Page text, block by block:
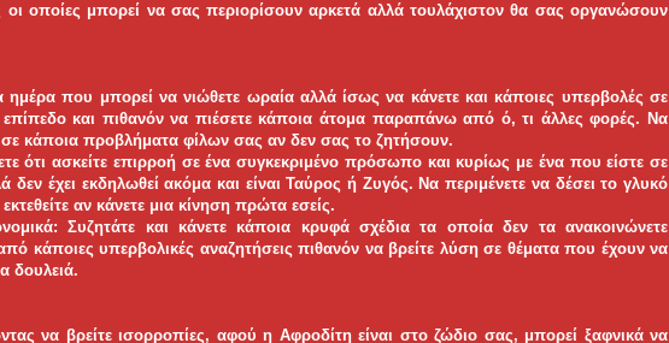
οι οποίες μπορεί να σας περιορίσουν αρκετά αλλά τουλάχιστον θα σας οργανώσουν
ημέρα που μπορεί να νιώθετε ωραία αλλά ίσως να κάνετε και κάποιες υπερβολές σε
επίπεδο και πιθανόν να πιέσετε κάποια άτομα παραπάνω από ό, τι άλλες φορές. Να
κάποια προβλήματα φίλων σας αν δεν σας το ζητήσουν.
ότι ασκείτε επιρροή σε ένα συγκεκριμένο πρόσωπο και κυρίως με ένα που είστε σε
δεν έχει εκδηλωθεί ακόμα και είναι Ταύρος ή Ζυγός. Να περιμένετε να δέσει το γλυκό
αν κάνετε μια κίνηση πρώτα εσείς.
Συζητάτε και κάνετε κάποια κρυφά σχέδια τα οποία δεν τα ανακοινώνετε
κάποιες υπερβολικές αναζητήσεις πιθανόν να βρείτε λύση σε θέματα που έχουν να
δουλειά.
να βρείτε ισορροπίες, αφού η Αφροδίτη είναι στο ζώδιο σας, μπορεί ξαφνικά να